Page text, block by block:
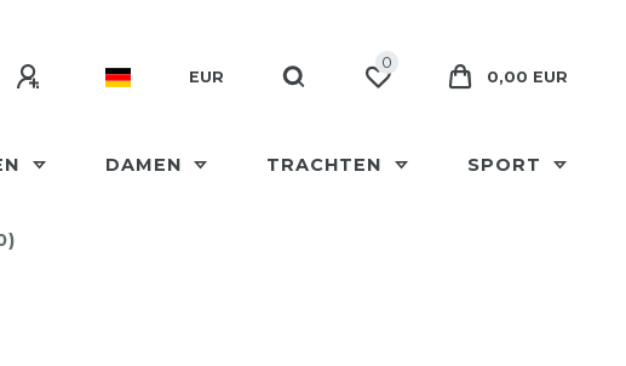
EUR
0
0,00 EUR
DAMEN TRACHTEN SPORT